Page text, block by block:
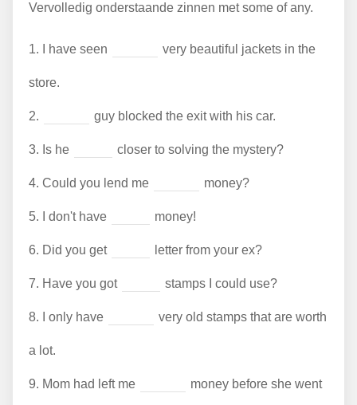
Vervolledig onderstaande zinnen met some of any.
1. I have seen very beautiful jackets in the
store.
2. guy blocked the exit with his car.
3. Is he closer to solving the mystery?
4. Could you lend me money?
5. I don't have money!
6. Did you get letter from your ex?
7. Have you got stamps I could use?
8. I only have very old stamps that are worth
a lot.
9. Mom had left me money before she went